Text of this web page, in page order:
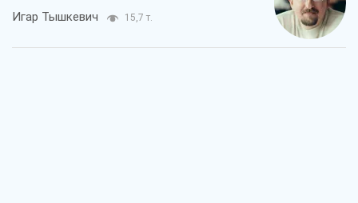
Игар Тышкевич 15,7 т.